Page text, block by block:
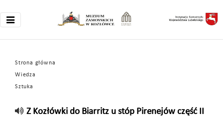
Strona główna
Wiedza
Sztuka
Z Kozłówki do Biarritz u stóp Pirenejów część II